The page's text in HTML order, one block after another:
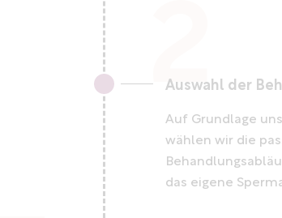
Auswahl der
Auf Grundlage
wählen wir die
das eigene